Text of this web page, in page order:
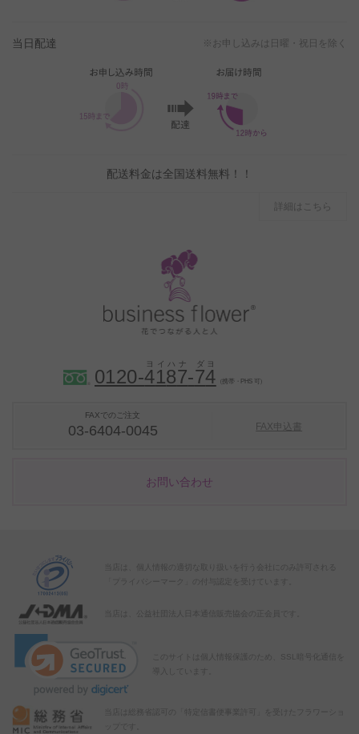
当日配達 ※お申し込みは日曜・祝日を除く
配送料金は全国送料無料！！
詳細はこちら
0120-4187-74 （携帯・PHS 可）
FAXでのご注文
03-6404-0045 FAX申込書
お問い合わせ
当店は、個人情報の適切な取り扱いを行う会社にのみ許可される
「プライバシーマーク」の付与認定を受けています。
当店は、公益社団法人日本通信販売協会の正会員です。
このサイトは個人情報保護のため、SSL暗号化通信を
導入しています。
当店は総務省認可の「特定信書便事業許可」を受けたフラワーショ